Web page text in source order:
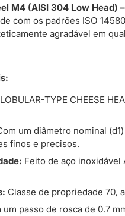
M4 (AISI 304 Low Head)
com os padrões ISO
agradável em
TYPE CHEESE
um diâmetro nominal
finos e precisos.
Feito de aço
Classe de propriedade 70,
um passo de rosca de 0.7